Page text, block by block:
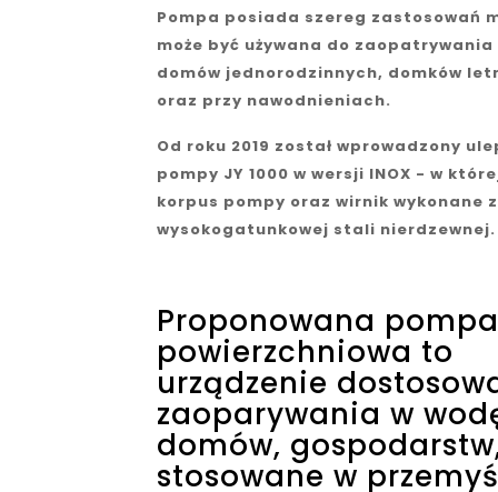
Pompa posiada szereg zastosowań
może być używana do zaopatrywania
domów jednorodzinnych, domków
oraz przy nawodnieniach.
Od roku 2019 został wprowadzony
pompy JY 1000 w wersji INOX - w
korpus pompy oraz wirnik wykonane
wysokogatunkowej stali nierdzewnej.
Proponowana pompa
powierzchniowa to
urządzenie
zaoparywania w
domów,
stosowane w